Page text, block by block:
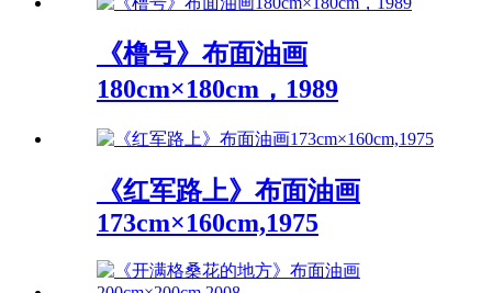
《橹号》布面油画
180cm×180cm，1989
《红军路上》布面油画
173cm×160cm,1975